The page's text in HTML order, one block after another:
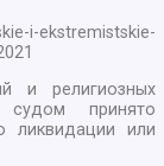
i-ekstremistskie-
и религиозных
принято
ликвидации или